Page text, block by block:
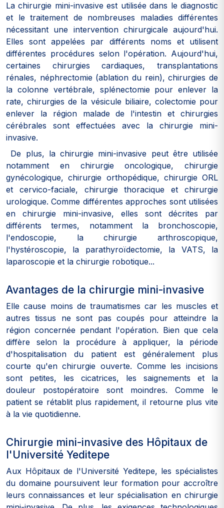
La chirurgie mini-invasive est utilisée dans le diagnostic
et le traitement de nombreuses maladies différentes
nécessitant une intervention chirurgicale aujourd'hui.
Elles sont appelées par différents noms et utilisent
différentes procédures selon l'opération. Aujourd'hui,
certaines chirurgies cardiaques, transplantations
rénales, néphrectomie (ablation du rein), chirurgies de
la colonne vertébrale, splénectomie pour enlever la
rate, chirurgies de la vésicule biliaire, colectomie pour
enlever la région malade de l'intestin et chirurgies
cérébrales sont effectuées avec la chirurgie mini-
invasive.
De plus, la chirurgie mini-invasive peut être utilisée
notamment en chirurgie oncologique, chirurgie
gynécologique, chirurgie orthopédique, chirurgie ORL
et cervico-faciale, chirurgie thoracique et chirurgie
urologique. Comme différentes approches sont utilisées
en chirurgie mini-invasive, elles sont décrites par
différents termes, notamment la bronchoscopie,
l'endoscopie, la chirurgie arthroscopique,
l'hystéroscopie, la parathyroïdectomie, la VATS, la
laparoscopie et la chirurgie robotique...
Avantages de la chirurgie mini-invasive
Elle cause moins de traumatismes car les muscles et
autres tissus ne sont pas coupés pour atteindre la
région concernée pendant l'opération. Bien que cela
diffère selon la procédure à appliquer, la période
d'hospitalisation du patient est généralement plus
courte qu'en chirurgie ouverte. Comme les incisions
sont petites, les cicatrices, les saignements et la
douleur postopératoire sont moindres. Comme le
patient se rétablit plus rapidement, il retourne plus vite
à la vie quotidienne.
Chirurgie mini-invasive des Hôpitaux de
l'Université Yeditepe
Aux Hôpitaux de l'Université Yeditepe, les spécialistes
du domaine poursuivent leur formation pour accroître
leurs connaissances et leur spécialisation en chirurgie